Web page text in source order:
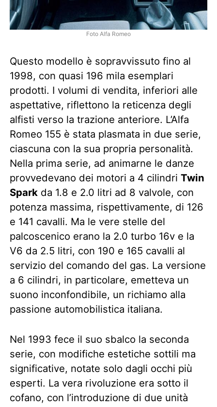
Foto Alfa Romeo
Questo modello è sopravvissuto fino al
1998, con quasi 196 mila esemplari
prodotti. I volumi di vendita, inferiori alle
aspettative, riflettono la reticenza degli
alfisti verso la trazione anteriore. L’Alfa
Romeo 155 è stata plasmata in due serie,
ciascuna con la sua propria personalità.
Nella prima serie, ad animarne le danze
provvedevano dei motori a 4 cilindri Twin
Spark da 1.8 e 2.0 litri ad 8 valvole, con
potenza massima, rispettivamente, di 126
e 141 cavalli. Ma le vere stelle del
palcoscenico erano la 2.0 turbo 16v e la
V6 da 2.5 litri, con 190 e 165 cavalli al
servizio del comando del gas. La versione
a 6 cilindri, in particolare, emetteva un
suono inconfondibile, un richiamo alla
passione automobilistica italiana.
Nel 1993 fece il suo sbalco la seconda
serie, con modifiche estetiche sottili ma
significative, notate solo dagli occhi più
esperti. La vera rivoluzione era sotto il
cofano, con l’introduzione di due unità